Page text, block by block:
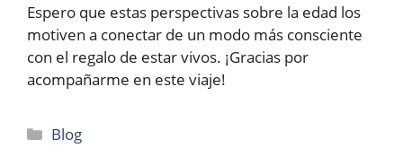
Espero que estas perspectivas sobre la edad los
motiven a conectar de un modo más consciente
con el regalo de estar vivos. ¡Gracias por
acompañarme en este viaje!
Categories
Blog